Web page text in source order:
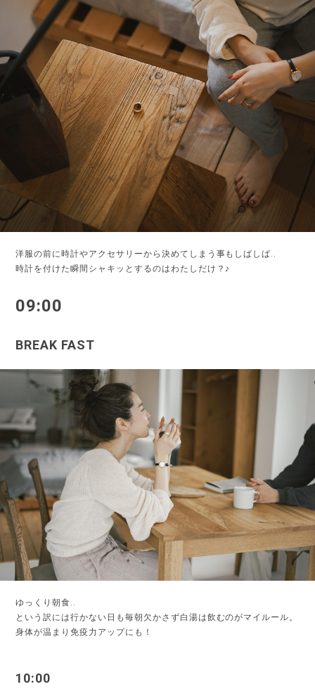
洋服の前に時計やアクセサリーから決めてしまう事もしばしば..
時計を付けた瞬間シャキッとするのはわたしだけ？♪
09:00
BREAK FAST
ゆっくり朝食..
という訳には行かない日も毎朝欠かさず白湯は飲むのがマイルール。
身体が温まり免疫力アップにも！
10:00